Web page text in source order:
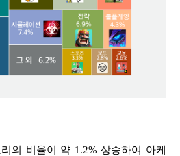
의 비율이 약 1.2% 상승하여 아케